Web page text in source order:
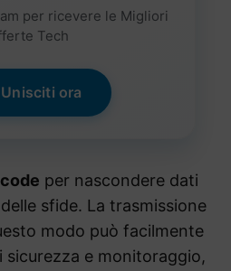
per ricevere le Migliori
Tech
Unisciti ora
per nascondere dati
sfide. La trasmissione
modo può facilmente
sicurezza e monitoraggio,